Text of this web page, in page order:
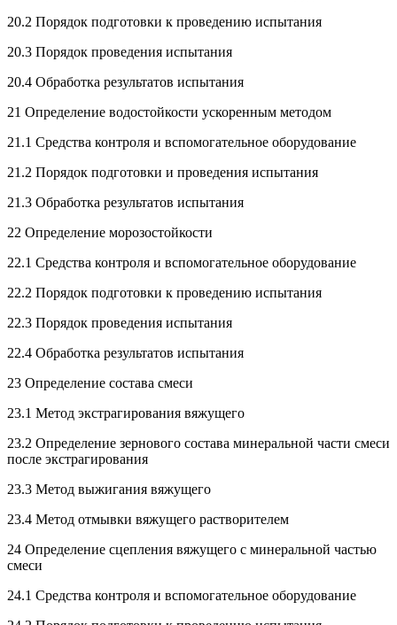
20.2 Порядок подготовки к проведению испытания
20.3 Порядок проведения испытания
20.4 Обработка результатов испытания
21 Определение водостойкости ускоренным методом
21.1 Средства контроля и вспомогательное оборудование
21.2 Порядок подготовки и проведения испытания
21.3 Обработка результатов испытания
22 Определение морозостойкости
22.1 Средства контроля и вспомогательное оборудование
22.2 Порядок подготовки к проведению испытания
22.3 Порядок проведения испытания
22.4 Обработка результатов испытания
23 Определение состава смеси
23.1 Метод экстрагирования вяжущего
23.2 Определение зернового состава минеральной части смеси
после экстрагирования
23.3 Метод выжигания вяжущего
23.4 Метод отмывки вяжущего растворителем
24 Определение сцепления вяжущего с минеральной частью
смеси
24.1 Средства контроля и вспомогательное оборудование